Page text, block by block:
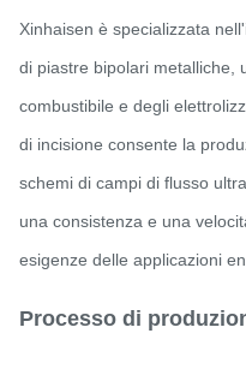
Xinhaisen è specializzata
di piastre bipolari metalliche,
combustibile e degli
di incisione consente la
schemi di campi di flusso
una consistenza e una
esigenze delle applicazioni
Processo di